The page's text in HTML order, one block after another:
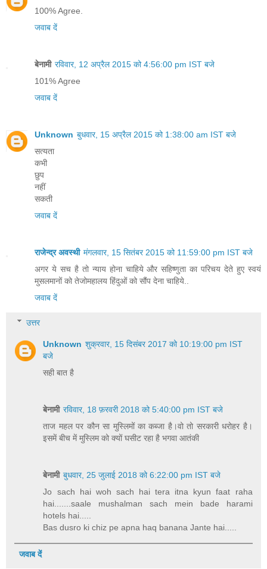
100% Agree.
जवाब दें
बेनामी रविवार, 12 अप्रैल 2015 को 4:56:00 pm IST बजे
101% Agree
जवाब दें
Unknown बुधवार, 15 अप्रैल 2015 को 1:38:00 am IST बजे
सत्यता
कभी
छुप
नहीं
सकती
जवाब दें
राजेन्द्र अवस्थी मंगलवार, 15 सितंबर 2015 को 11:59:00 pm IST बजे
अगर ये सच है तो न्याय होना चाहिये और सहिष्णुता का परिचय देते हुए स्वयं
मुसलमानों को तेजोमहालय हिंदुओं को सौंप देना चाहिये..
जवाब दें
उत्तर
Unknown शुक्रवार, 15 दिसंबर 2017 को 10:19:00 pm IST
बजे
सही बात है
बेनामी रविवार, 18 फ़रवरी 2018 को 5:40:00 pm IST बजे
ताज महल पर कौन सा मुस्लिमों का कब्जा है।वो तो सरकारी धरोहर है।
इसमें बीच में मुस्लिम को क्यों घसीट रहा है भगवा आतंकी
बेनामी बुधवार, 25 जुलाई 2018 को 6:22:00 pm IST बजे
Jo sach hai woh sach hai tera itna kyun faat raha
hai.......saale mushalman sach mein bade harami
hotels hai.....
Bas dusro ki chiz pe apna haq banana Jante hai.....
जवाब दें